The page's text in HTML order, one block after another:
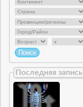
Последняя запись